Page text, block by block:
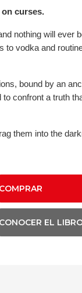
curses.
nothing will ever
to vodka and
bound by an
confront a truth
them into the
COMPRAR
CONOCER EL